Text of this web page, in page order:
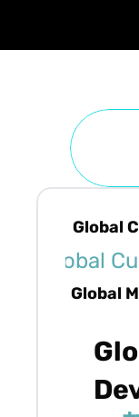
Global
Global
Global